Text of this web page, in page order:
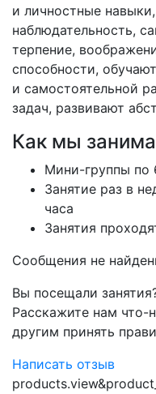
и личностные
наблюдательность,
терпение,
способности,
и самостоятельной
задач, развивают
Как мы
Мини-группы по
Занятие раз в
часа
Занятия
Сообщения не
Вы посещали
Расскажите нам что-
другим принять
Написать отзыв